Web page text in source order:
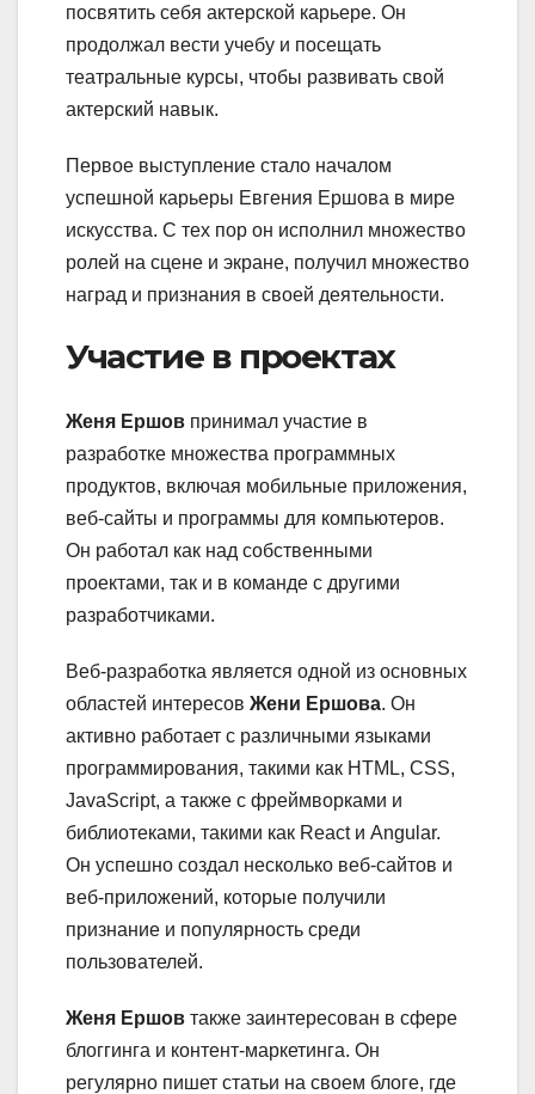
посвятить себя актерской карьере. Он
продолжал вести учебу и посещать
театральные курсы, чтобы развивать свой
актерский навык.
Первое выступление стало началом
успешной карьеры Евгения Ершова в мире
искусства. С тех пор он исполнил множество
ролей на сцене и экране, получил множество
наград и признания в своей деятельности.
Участие в проектах
Женя Ершов принимал участие в
разработке множества программных
продуктов, включая мобильные приложения,
веб-сайты и программы для компьютеров.
Он работал как над собственными
проектами, так и в команде с другими
разработчиками.
Веб-разработка является одной из основных
областей интересов Жени Ершова. Он
активно работает с различными языками
программирования, такими как HTML, CSS,
JavaScript, а также с фреймворками и
библиотеками, такими как React и Angular.
Он успешно создал несколько веб-сайтов и
веб-приложений, которые получили
признание и популярность среди
пользователей.
Женя Ершов также заинтересован в сфере
блоггинга и контент-маркетинга. Он
регулярно пишет статьи на своем блоге, где